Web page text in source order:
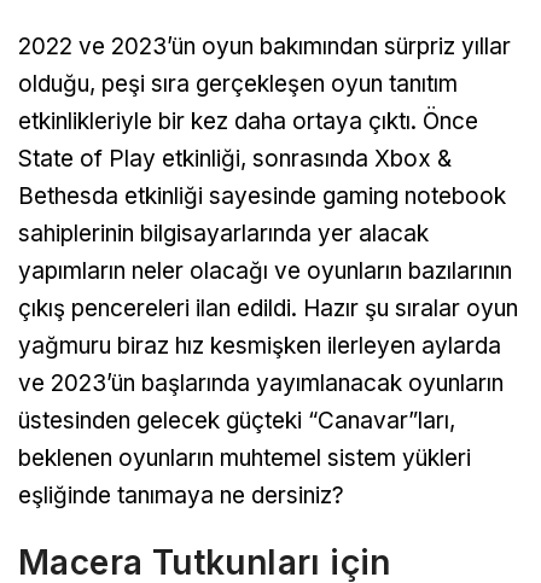
2022 ve 2023’ün oyun bakımından sürpriz yıllar
olduğu, peşi sıra gerçekleşen oyun tanıtım
etkinlikleriyle bir kez daha ortaya çıktı. Önce
State of Play etkinliği, sonrasında Xbox &
Bethesda etkinliği sayesinde gaming notebook
sahiplerinin bilgisayarlarında yer alacak
yapımların neler olacağı ve oyunların bazılarının
çıkış pencereleri ilan edildi. Hazır şu sıralar oyun
yağmuru biraz hız kesmişken ilerleyen aylarda
ve 2023’ün başlarında yayımlanacak oyunların
üstesinden gelecek güçteki “Canavar”ları,
beklenen oyunların muhtemel sistem yükleri
eşliğinde tanımaya ne dersiniz?
Macera Tutkunları için